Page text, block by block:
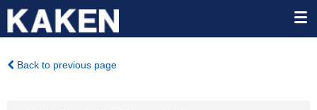
Back to previous page